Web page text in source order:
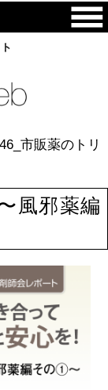
市販薬のトリ
風邪薬編